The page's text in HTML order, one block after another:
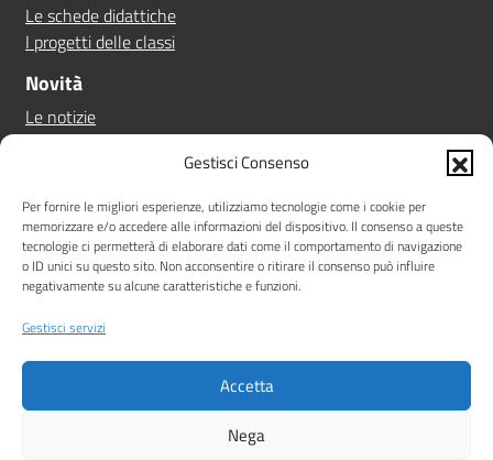
Gestisci Consenso
Per fornire le migliori esperienze, utilizziamo tecnologie come i cookie per
memorizzare e/o accedere alle informazioni del dispositivo. Il consenso a queste
tecnologie ci permetterà di elaborare dati come il comportamento di navigazione
o ID unici su questo sito. Non acconsentire o ritirare il consenso può influire
negativamente su alcune caratteristiche e funzioni.
Gestisci servizi
Accetta
Nega
Le schede didattiche
I progetti delle classi
Novità
Le notizie
Le circolari
Albo online
Pn 21/27
Ptof
Iscrizioni
Sicurezza
Amministrazione TrasparenteAlbo onlinePrivacy Policy
Dichiarazione di accessibilità